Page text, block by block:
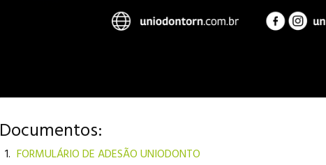
Documentos:
FORMULÁRIO DE ADESÃO UNIODONTO